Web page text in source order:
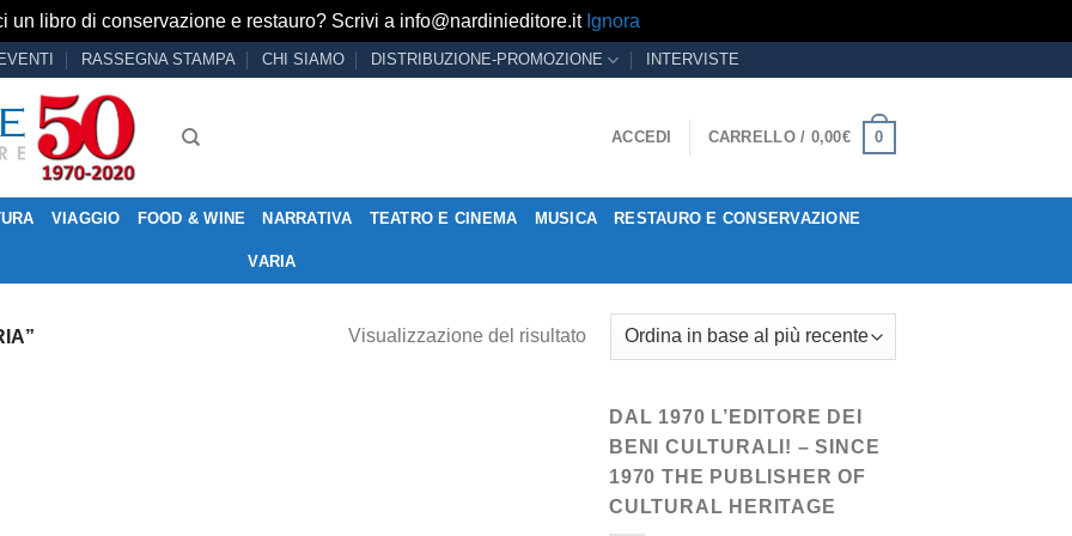
un libro di conservazione e restauro? Scrivi a info@nardinieditore.it Ignora
EVENTI RASSEGNA STAMPA CHI SIAMO DISTRIBUZIONE-PROMOZIONE INTERVISTE
ACCEDI CARRELLO / 0,00€ 0
VIAGGIO FOOD & WINE NARRATIVA TEATRO E CINEMA MUSICA RESTAURO E CONSERVAZIONE
VARIA
Visualizzazione del risultato
DAL 1970 L’EDITORE DEI
BENI CULTURALI! – SINCE
1970 THE PUBLISHER OF
CULTURAL HERITAGE